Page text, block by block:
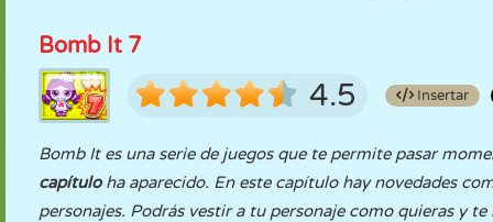
Bomb It 7
4.5 Insertar
Bomb It es una serie de juegos que te permite pasar
capítuloha aparecido. En este capítulo hay novedades
personajes. Podrás vestir a tu personaje como quieras y